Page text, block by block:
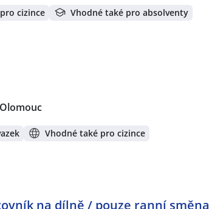
cizince Vhodné také pro absolventy
Olomouc
Vhodné také pro cizince
na dílně / pouze ranní směna